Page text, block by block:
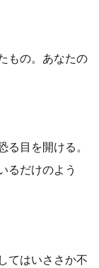
もの。あなたの
目を開ける。
るだけのよう
てはいささか不